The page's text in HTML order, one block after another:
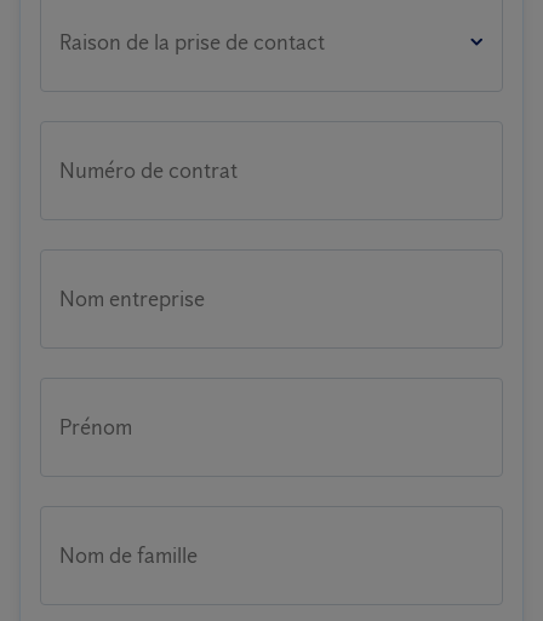
Raison de la prise de contact
Numéro de contrat
Nom entreprise
Prénom
Nom de famille